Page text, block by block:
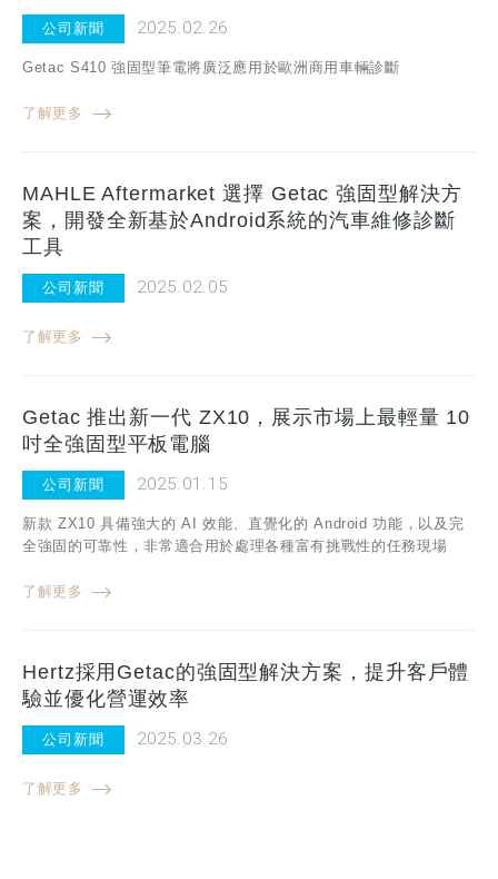
公司新聞 2025.02.26
Getac S410 強固型筆電將廣泛應用於歐洲商用車輛診斷
了解更多
MAHLE Aftermarket 選擇 Getac 強固型解決方
案，開發全新基於Android系統的汽車維修診斷
工具
公司新聞 2025.02.05
了解更多
Getac 推出新一代 ZX10，展示市場上最輕量 10
吋全強固型平板電腦
公司新聞 2025.01.15
新款 ZX10 具備強大的 AI 效能、直覺化的 Android 功能，以及完
全強固的可靠性，非常適合用於處理各種富有挑戰性的任務現場
了解更多
Hertz採用Getac的強固型解決方案，提升客戶體
驗並優化營運效率
公司新聞 2025.03.26
了解更多